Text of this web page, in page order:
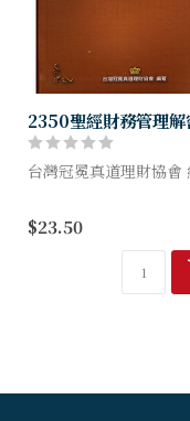
2350聖經財務管理解
台灣冠冕真道理財協會
告，約有500節經文提到
心，然而卻有超過
經文是與錢財有關！
錢，是日常生活中不可
$23.50